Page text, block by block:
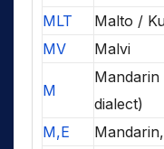
MLT
Malto /
MV
Malvi
M
Mandarin
dialect)
M,E